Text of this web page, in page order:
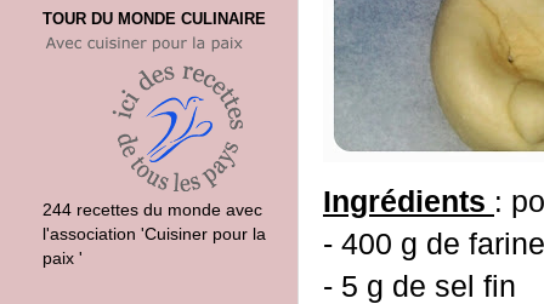
Ingrédients :
- 400 g de farine
- 5 g de sel fin
TOUR DU MONDE CULINAIRE
244 recettes du monde avec
l'association 'Cuisiner pour la
paix '